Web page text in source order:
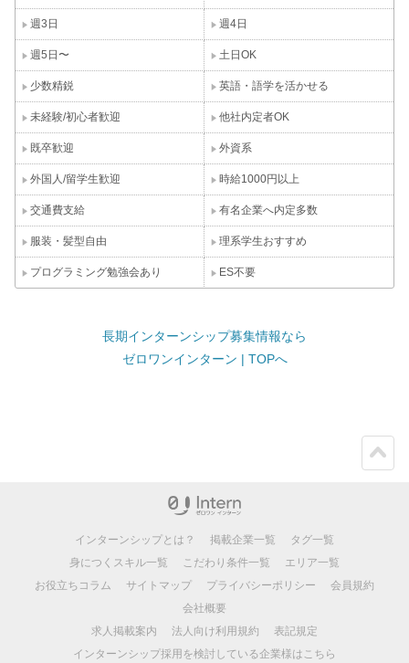
週3日 週4日
週5日〜 土日OK
少数精鋭 英語・語学を活かせる
未経験/初心者歓迎 他社内定者OK
既卒歓迎 外資系
外国人/留学生歓迎 時給1000円以上
交通費支給 有名企業へ内定多数
服装・髪型自由 理系学生おすすめ
プログラミング勉強会あり ES不要
長期インターンシップ募集情報なら
ゼロワンインターン | TOPへ
インターンシップとは？ 掲載企業一覧
タグ一覧
身につくスキル一覧
こだわり条件一覧
エリア一覧
お役立ちコラム
サイトマップ プライバシーポリシー
会員規約
会社概要
求人掲載案内
法人向け利用規約
表記規定
インターンシップ採用を検討している企業様はこちら